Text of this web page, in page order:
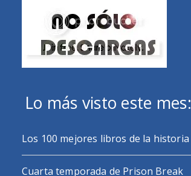
Lo más visto este mes:
Los 100 mejores libros de la historia
Cuarta temporada de Prison Break